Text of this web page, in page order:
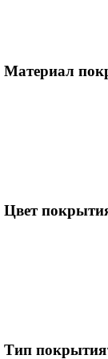
Материал
Цвет
Тип покрытия